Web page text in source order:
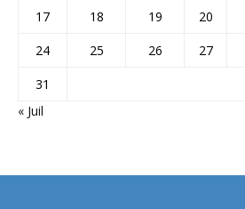
17
18 19 20
24
25 26 27
31
« Juil